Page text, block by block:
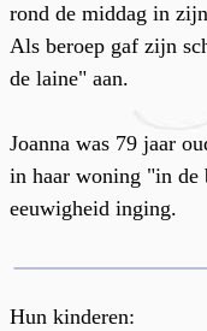
rond de middag in
Als beroep gaf zijn
de laine" aan.
Joanna was 79 jaar
in haar woning "in de
eeuwigheid inging.
Hun kinderen: